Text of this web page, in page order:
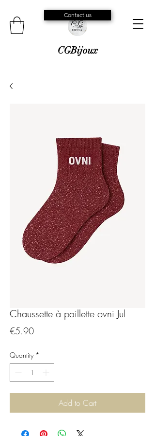
CGBijoux
Contact us
Chaussette à paillette ovni Jul
€5.90Price
Quantity *
Add to Cart